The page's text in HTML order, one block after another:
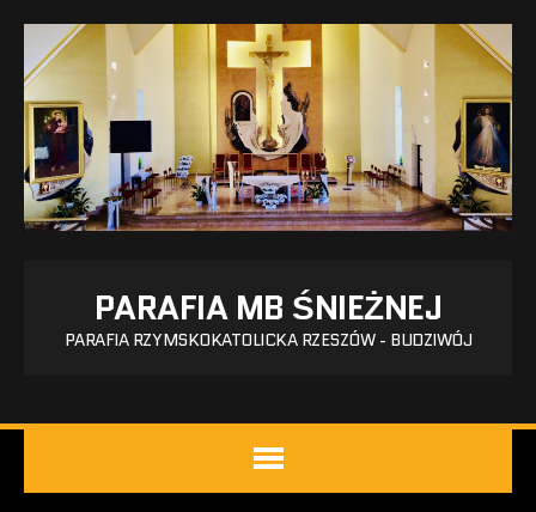
PARAFIA MB ŚNIEŻNEJ
PARAFIA RZYMSKOKATOLICKA RZESZÓW - BUDZIWÓJ